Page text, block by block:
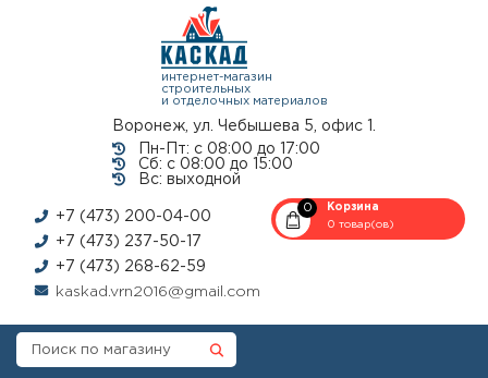
интернет-магазин
строительных
и отделочных материалов
Воронеж, ул. Чебышева 5, офис 1.
Пн-Пт: с 08:00 до 17:00
Сб: с 08:00 до 15:00
Вс: выходной
+7 (473) 200-04-00
+7 (473) 237-50-17
+7 (473) 268-62-59
kaskad.vrn2016@gmail.com
0
Корзина
0 товар(ов)